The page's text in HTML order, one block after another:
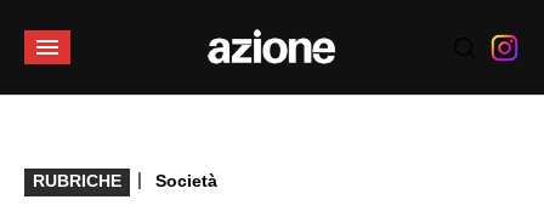
RUBRICHE | Società